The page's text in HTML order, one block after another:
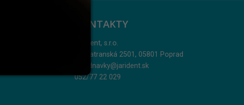
KONTAKTY
Jarident, s.r.o.
Podtatranská 2501, 05801 Poprad
objednavky@jarident.sk
052/77 22 029